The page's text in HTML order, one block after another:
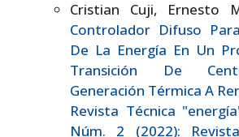
Cristian Cuji, Ernesto
Controlador Difuso
De La Energía En Un
Transición De
Generación Térmica A
Revista Técnica
Núm. 2 (2022):